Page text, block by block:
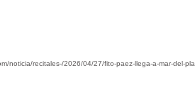
noticia/recitales-/2026/04/27/fito-paez-llega-a-mar-del-